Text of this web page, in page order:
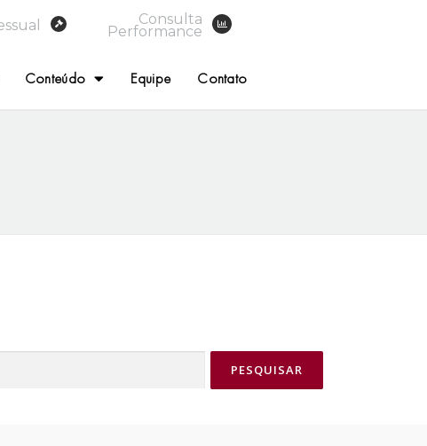
Consulta
Performance
Conteúdo Equipe Contato